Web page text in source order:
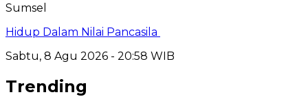
Sumsel
Hidup Dalam Nilai Pancasila
Sabtu, 8 Agu 2026 - 20:58 WIB
Trending